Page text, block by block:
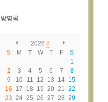
방명록
2026 8
S
M T W T F
S
1
2
3 4 5 6 7
8
9
10 11 12 13 14 15
16
17 18 19 20 21
22
23 24 25 26 27 28 29